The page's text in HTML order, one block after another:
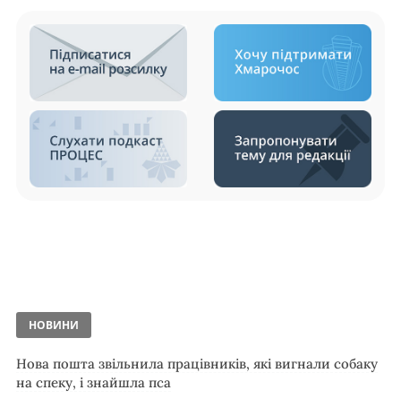
НОВИНИ
Нова пошта звільнила працівників, які вигнали собаку
на спеку, і знайшла пса